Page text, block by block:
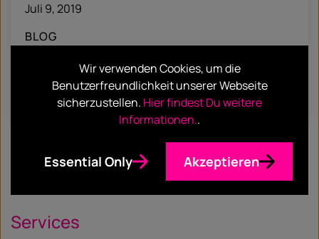
Juli 9, 2019
BLOG
There’s a package for that
Find out more
Services
Wir verwenden Cookies, um die
Benutzerfreundlichkeit unserer Webseite
sicherzustellen. Hier findest Du weitere
Informationen..
Essential Only Akzeptieren